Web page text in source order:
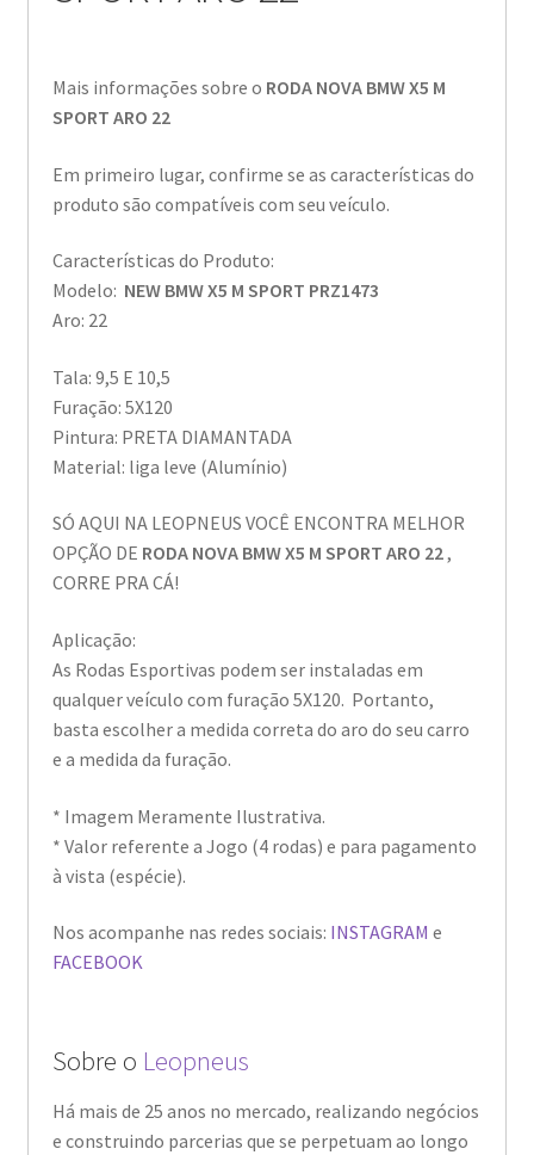
Mais informações sobre o RODA NOVA BMW X5 M
SPORT ARO 22
Em primeiro lugar, confirme se as características do
produto são compatíveis com seu veículo.
Características do Produto:
Modelo: NEW BMW X5 M SPORT PRZ1473
Aro: 22
Tala: 9,5 E 10,5
Furação: 5X120
Pintura: PRETA DIAMANTADA
Material: liga leve (Alumínio)
SÓ AQUI NA LEOPNEUS VOCÊ ENCONTRA MELHOR
OPÇÃO DE RODA NOVA BMW X5 M SPORT ARO 22,
CORRE PRA CÁ!
Aplicação:
As Rodas Esportivas podem ser instaladas em
qualquer veículo com furação 5X120. Portanto,
basta escolher a medida correta do aro do seu carro
e a medida da furação.
* Imagem Meramente Ilustrativa.
* Valor referente a Jogo (4 rodas) e para pagamento
à vista (espécie).
Nos acompanhe nas redes sociais: INSTAGRAM e
FACEBOOK
Sobre o Leopneus
Há mais de 25 anos no mercado, realizando negócios
e construindo parcerias que se perpetuam ao longo